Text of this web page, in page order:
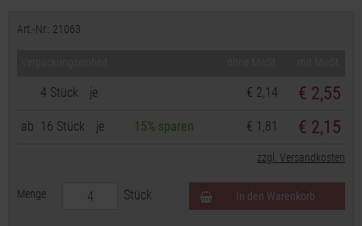
Art.-Nr.: 21063
4 Stück je € 2,14 € 2,55
ab 16 Stück je 15% sparen € 1,81 € 2,15
zzgl. Versandkosten
Menge Stück In den Warenkorb